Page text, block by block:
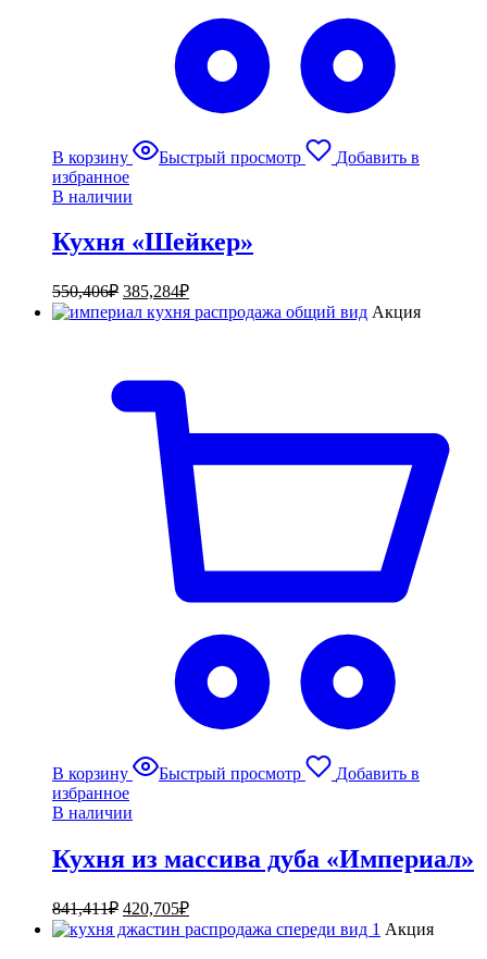
В корзину Быстрый просмотр
Добавить в
избранное
В наличии
Кухня «Шейкер»
550,406₽ 385,284₽
Акция
В корзину Быстрый просмотр
Добавить в
избранное
В наличии
Кухня из массива дуба «Империал»
841,411₽ 420,705₽
Акция